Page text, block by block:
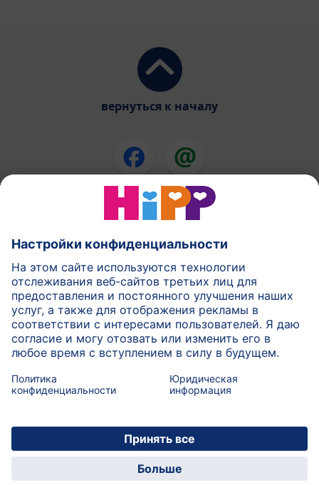
вернуться к началу
ХиПП в течении беременности
Правила политики
Условия использования
Печатать
Подробнее о HiPP Контакт
Безопасная передача данных посредством
шифрования данных
© 2026 HiPP